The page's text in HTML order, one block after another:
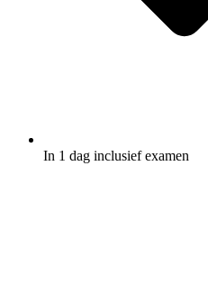
In 1 dag inclusief examen